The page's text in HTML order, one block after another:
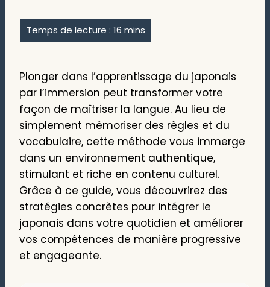
Plonger dans l’apprentissage du japonais
par l’immersion peut transformer votre
façon de maîtriser la langue. Au lieu de
simplement mémoriser des règles et du
vocabulaire, cette méthode vous immerge
dans un environnement authentique,
stimulant et riche en contenu culturel.
Grâce à ce guide, vous découvrirez des
stratégies concrètes pour intégrer le
japonais dans votre quotidien et améliorer
vos compétences de manière progressive
et engageante.